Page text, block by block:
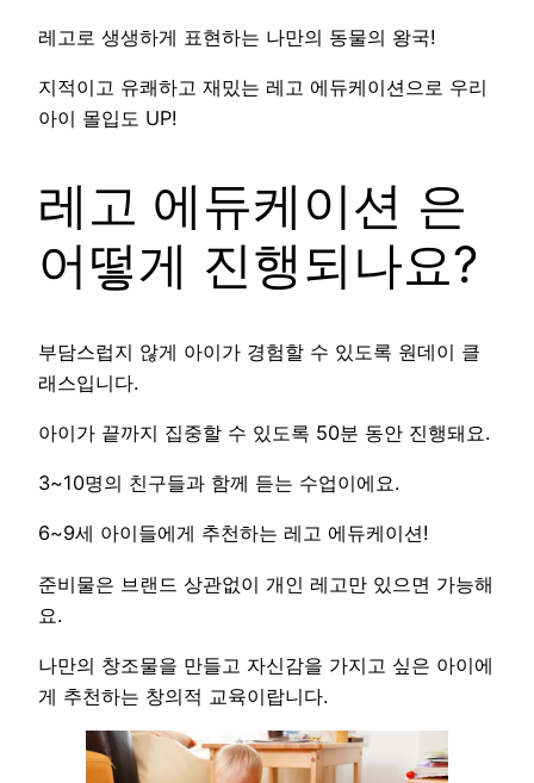
레고로 생생하게 표현하는 나만의 동물의 왕국!
지적이고 유쾌하고 재밌는 레고 에듀케이션으로 우리
아이 몰입도 UP!
레고 에듀케이션 은
어떻게 진행되나요?
부담스럽지 않게 아이가 경험할 수 있도록 원데이 클
래스입니다.
아이가 끝까지 집중할 수 있도록 50분 동안 진행돼요.
3~10명의 친구들과 함께 듣는 수업이에요.
6~9세 아이들에게 추천하는 레고 에듀케이션!
준비물은 브랜드 상관없이 개인 레고만 있으면 가능해
요.
나만의 창조물을 만들고 자신감을 가지고 싶은 아이에
게 추천하는 창의적 교육이랍니다.